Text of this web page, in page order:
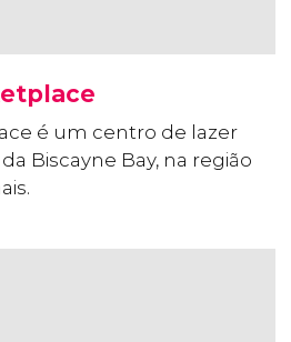
é um centro de lazer
Biscayne Bay, na região